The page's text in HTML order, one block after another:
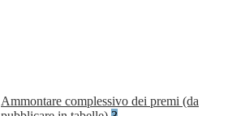
Ammontare complessivo dei premi (da